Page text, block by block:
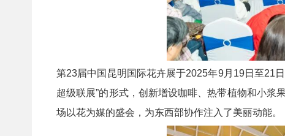
第23届中国昆明国际花卉展于2025年9月19日至21
超级联展”的形式，创新增设咖啡、热带植物和小
场以花为媒的盛会，为东西部协作注入了美丽动能。